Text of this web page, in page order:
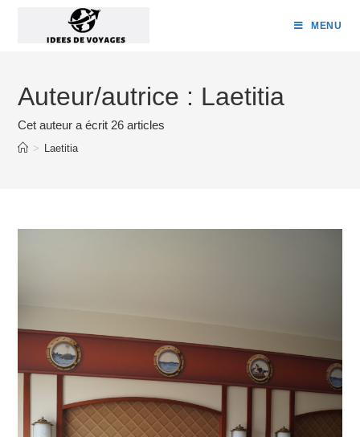
MENU
Auteur/autrice : Laetitia
Cet auteur a écrit 26 articles
> Laetitia